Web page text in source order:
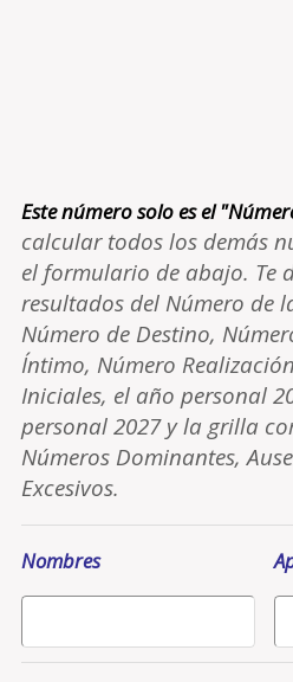
Este número solo es el
calcular todos los demás
el formulario de abajo. Te
resultados del Número de
Número de Destino,
Íntimo, Número
Iniciales, el año personal
personal 2027 y la grilla
Números Dominantes,
Excesivos.
Nombres